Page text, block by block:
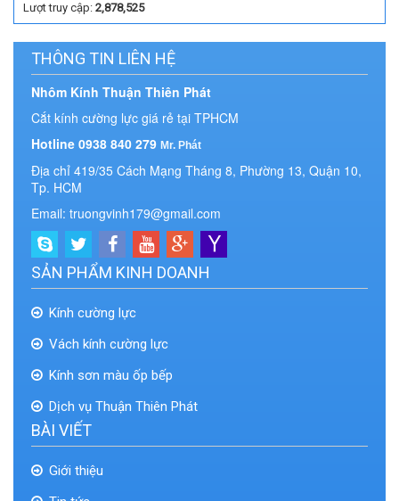
Lượt truy cập: 2,878,525
THÔNG TIN LIÊN HỆ
Nhôm Kính Thuận Thiên Phát
Cắt kính cường lực giá rẻ tại TPHCM
Hotline 0938 840 279 Mr. Phát
Địa chỉ 419/35 Cách Mạng Tháng 8, Phường 13, Quận 10,
Tp. HCM
Email: truongvinh179@gmail.com
SẢN PHẨM KINH DOANH
Kính cường lực
Vách kính cường lực
Kính sơn màu ốp bếp
Dịch vụ Thuận Thiên Phát
BÀI VIẾT
Giới thiệu